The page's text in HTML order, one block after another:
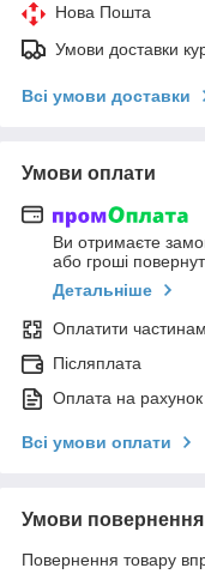
Нова Пошта
Умови доставки
Всі умови доставки
Умови оплати
Ви отримаєте
або гроші
Детальніше
Оплатити
Післяплата
Оплата на рахунок
Всі умови оплати
Умови повернення
Повернення товару